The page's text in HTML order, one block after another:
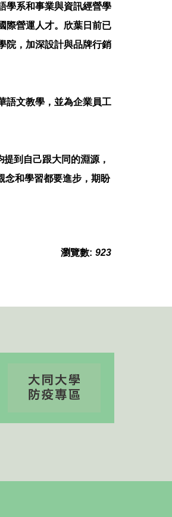
學系和事業與資訊經營學
際營運人才。欣葉日前已
院，加深設計與品牌行銷
語文教學，並為企業員工
到自己跟大同的淵源，
念和學習都要進步，期盼
瀏覽數: 923